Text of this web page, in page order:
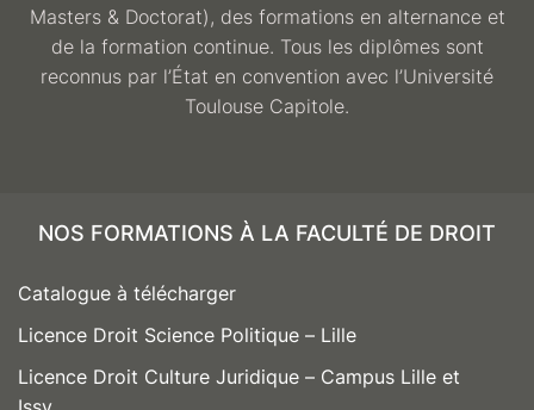
Masters & Doctorat), des formations en alternance et
de la formation continue. Tous les diplômes sont
reconnus par l’État en convention avec l’Université
Toulouse Capitole.
NOS FORMATIONS À LA FACULTÉ DE DROIT
Catalogue à télécharger
Licence Droit Science Politique – Lille
Licence Droit Culture Juridique – Campus Lille et